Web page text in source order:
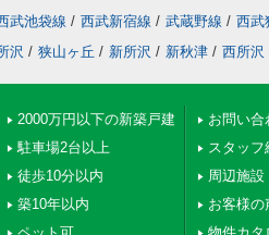
武池袋線 / 西武新宿線 / 武蔵野線 / 西武
沢 / 狭山ヶ丘 / 新所沢 / 新秋津 / 西所沢
2000万円以下の新築戸建
駐車場2台以上
徒歩10分以内
築10年以内
お問い合
スタッフ
周辺施設
お客様の